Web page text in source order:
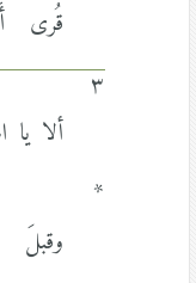
قُرى
٣
ألا
*
وقبلَ